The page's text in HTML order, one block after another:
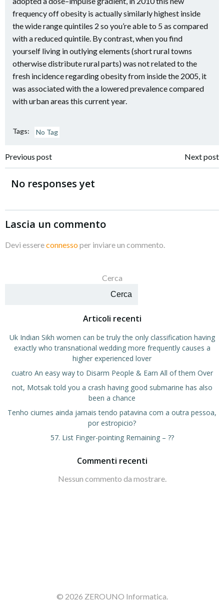
frequency off obesity is actually similarly highest inside
the wide range quintiles 2 so you’re able to 5 as compared
with a reduced quintile. By contrast, when you find
yourself living in outlying elements (short rural towns
otherwise distribute rural parts) was not related to the
fresh incidence regarding obesity from inside the 2005, it
was associated with the a lowered prevalence compared
with urban areas this current year.
Tags: No Tag
Navigazione
articoli
Previous post
Navigazione
Next post
No responses yet
Lascia un commento
Devi essereconnessoper inviare un commento.
Cerca
Cerca
Articoli recenti
Uk Indian Sikh women can be truly the only classification having
exactly who transnational wedding more frequently causes a
higher experienced lover
cuatro An easy way to Disarm People & Earn All of them Over
not, Motsak told you a crash having good submarine has also
been a chance
Tenho ciumes ainda jamais tendo patavina com a outra pessoa,
por estropicio?
57. List Finger-pointing Remaining – ??
Commenti recenti
Nessun commento da mostrare.
© 2026 ZEROUNO Informatica.